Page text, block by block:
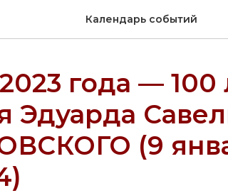
Календарь событий
года — 100
Эдуарда
(9